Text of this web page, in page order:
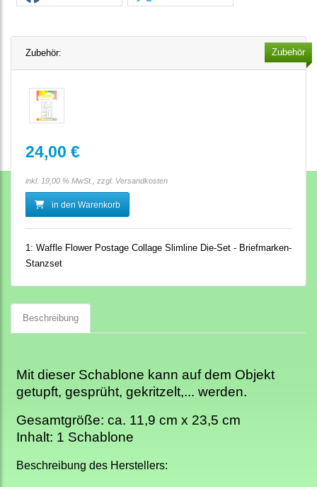
Zubehör: Zubehör
24,00 €
inkl. 19,00 % MwSt., zzgl. Versandkosten
in den Warenkorb
1: Waffle Flower Postage Collage Slimline Die-Set - Briefmarken-
Stanzset
Beschreibung
Mit dieser Schablone kann auf dem Objekt
getupft, gesprüht, gekritzelt,... werden.
Gesamtgröße: ca. 11,9 cm x 23,5 cm
Inhalt: 1 Schablone
Beschreibung des Herstellers: